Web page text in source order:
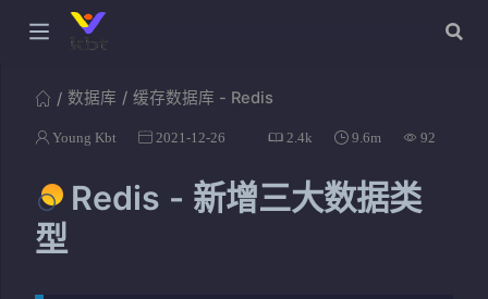
数据库 缓存数据库 - Redis
Young Kbt 2021-12-26 2.4k 9.6m 92
Redis - 新增三大数据类
型